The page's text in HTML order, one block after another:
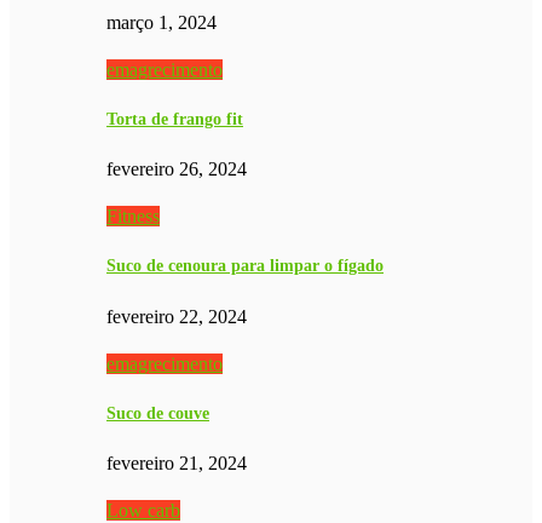
março 1, 2024
emagrecimento
Torta de frango fit
fevereiro 26, 2024
Fitness
Suco de cenoura para limpar o fígado
fevereiro 22, 2024
emagrecimento
Suco de couve
fevereiro 21, 2024
Low carb